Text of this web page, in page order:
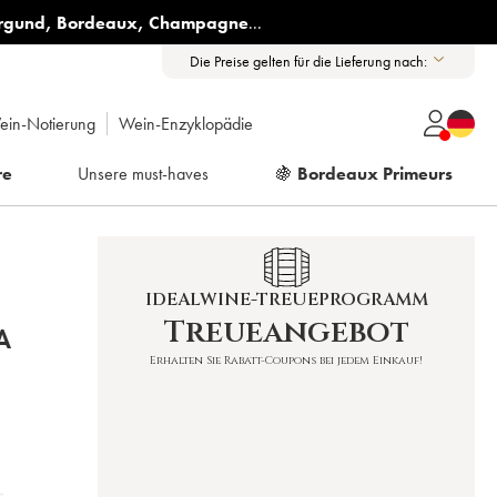
, Bordeaux, Champagne...
Die Preise gelten für die Lieferung nach:
Notierung Wein-Enzyklopädie
Unsere must-haves 🍇 Bordeaux Primeurs
IDEALWINE-TREUEPROGRAMM
Treueangebot
Erhalten Sie Rabatt-Coupons bei jedem Einkauf!